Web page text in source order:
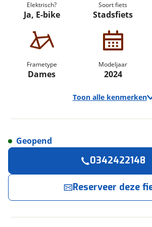
Elektrisch?
Ja, E-bike
Soort fiets
Stadsfiets
Frametype
Dames
Modeljaar
2024
Toon alle kenmerken
Upstreet
Modeljaar
2024
Geopend
0342422148
Reserveer deze
Reserveernu!
Jansen 2wielers Magazijn neemt